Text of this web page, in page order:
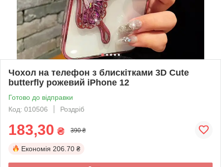
Чохол на телефон з блискітками 3D Cute
butterfly рожевий iPhone 12
Готово до відправки
Код: 010506
Роздріб
183,30 ₴ 390 ₴
Економія 206.70 ₴